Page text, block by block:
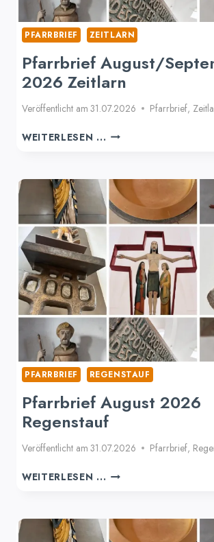
PFARRBRIEF ZEITLARN
Pfarrbrief August/
2026 Zeitlarn
Veröffentlicht am 31.07.2026 Pfarrbrief,
WEITERLESEN ... PFARRBRIEF
ZEITLARN
PFARRBRIEF REGENSTAUF
Pfarrbrief August 2026
Regenstauf
Veröffentlicht am 31.07.2026 Pfarrbrief,
WEITERLESEN ... PFARRBRIEF
REGENSTAUF